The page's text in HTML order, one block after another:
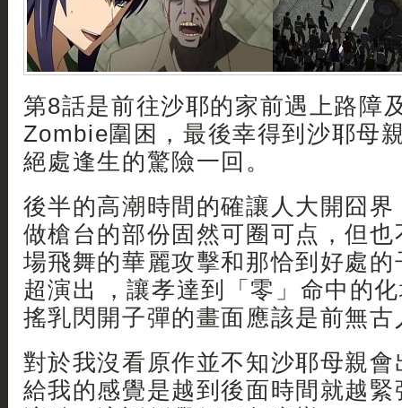
第8話是前往沙耶的家前遇上路障
Zombie圍困，最後幸得到沙耶母
絕處逢生的驚險一回。
後半的高潮時間的確讓人大開囧
做槍台的部份固然可圈可点，但
場飛舞的華麗攻擊和那恰到好處
超演出 ，讓孝達到「零」命中的
搖乳閃開子彈的畫面應該是前無
對於我沒看原作並不知沙耶母親
給我的感覺是越到後面時間就越